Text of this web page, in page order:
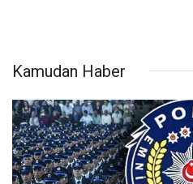
Kamudan Haber